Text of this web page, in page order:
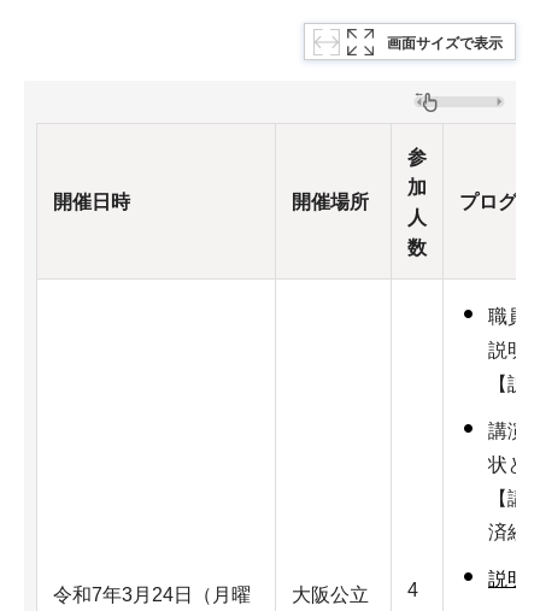
画面サイズで表示
開催日時 開催場所
参
加
人
数
プログラ
令和7年3月24日（月曜
大阪公立
4
職員
説明
【説
講演
状と
【講
済経
説明